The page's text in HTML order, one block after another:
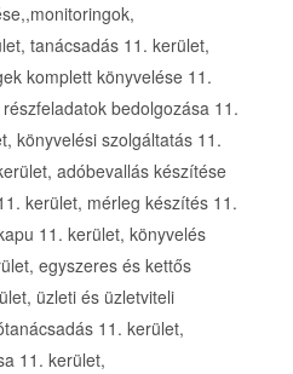
tanácsadás 11. kerület,
komplett könyvelése 11.
bedolgozása 11.
könyvelési szolgáltatás 11.
adóbevallás készítése
kerület, mérleg készítés 11.
11. kerület, könyvelés
egyszeres és kettős
üzleti és üzletviteli
11. kerület,
11. kerület,